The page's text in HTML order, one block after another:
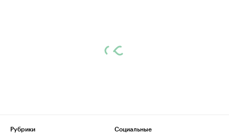
Рубрики
Социальные